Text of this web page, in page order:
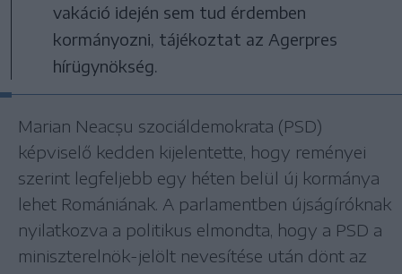
vakáció idején sem tud érdemben
kormányozni, tájékoztat az Agerpres
hírügynökség.
Marian Neacșu szociáldemokrata (PSD)
képviselő kedden kijelentette, hogy reményei
szerint legfeljebb egy héten belül új kormánya
lehet Romániának. A parlamentben újságíróknak
nyilatkozva a politikus elmondta, hogy a PSD a
miniszterelnök-jelölt nevesítése után dönt az